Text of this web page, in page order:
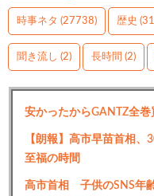
時事ネタ (27738) 歴史
聞き流し (2) 長時間 (2)
安かったからGANTZ全
【朗報】高市早苗首相
至福の時間
高市首相 子供のSNS年